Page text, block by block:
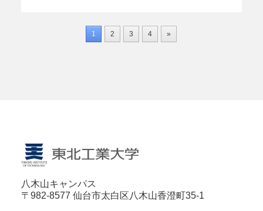
1 2 3 4 »
八木山キャンパス
〒982-8577 仙台市太白区八木山香澄町35-1